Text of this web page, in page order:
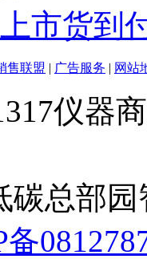
市货到
售联盟 | 广告服务 | 网站
仪器
碳总部